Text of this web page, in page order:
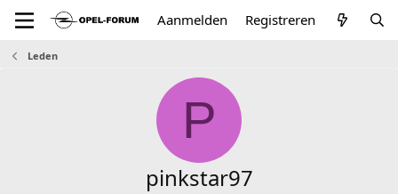
Aanmelden Registreren
Leden
P
pinkstar97